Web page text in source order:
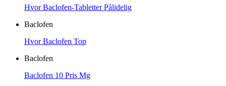
Hvor Baclofen-Tabletter Pålidelig
Baclofen
Hvor Baclofen Top
Baclofen
Baclofen 10 Pris Mg